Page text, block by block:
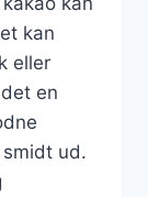
kan
eller
en
ud.